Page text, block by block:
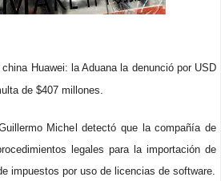
Huawei: la Aduana la denunció por USD
de $407 millones.
Michel detectó que la compañía de
legales para la importación de
impuestos por uso de licencias de software.